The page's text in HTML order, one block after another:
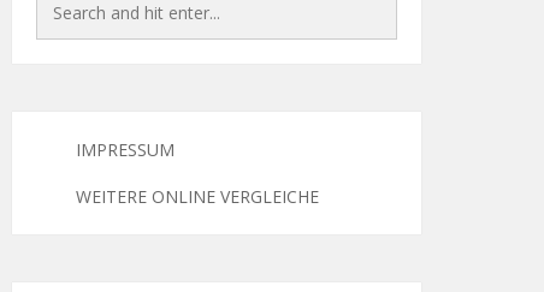
IMPRESSUM
WEITERE ONLINE VERGLEICHE